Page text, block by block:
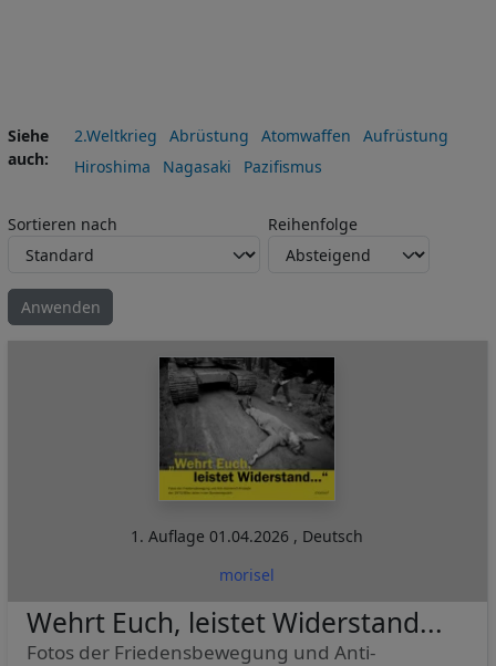
Siehe
auch
2.Weltkrieg Abrüstung Atomwaffen
Aufrüstung
Hiroshima
Nagasaki Pazifismus
Sortieren nach Reihenfolge
1. Auflage01.04.2026 , Deutsch
morisel
Wehrt Euch, leistet Widerstand...
Fotos der Friedensbewegung und Anti-